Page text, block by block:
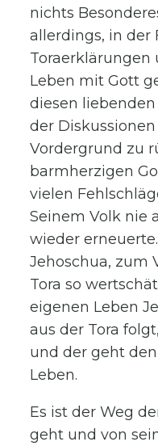
nichts
allerdings, in der
Toraerklärungen
Leben mit Gott
diesen
der
Vordergrund zu
barmherzigen
vielen
Seinem Volk nie
wieder
Jehoschua, zum
Tora so
eigenen Leben
aus der Tora
und der geht
Leben.
Es ist der Weg
geht und von